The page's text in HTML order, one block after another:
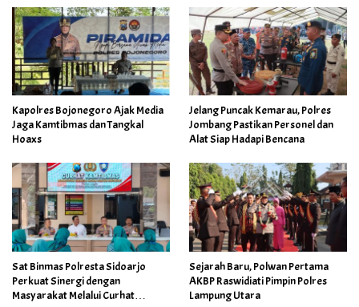
Kapolres Bojonegoro Ajak Media
Jaga Kamtibmas dan Tangkal
Hoaxs
Jelang Puncak Kemarau, Polres
Jombang Pastikan Personel dan
Alat Siap Hadapi Bencana
Sat Binmas Polresta Sidoarjo
Perkuat Sinergi dengan
Masyarakat Melalui Curhat
Sejarah Baru, Polwan Pertama
AKBP Raswidiati Pimpin Polres
Lampung Utara